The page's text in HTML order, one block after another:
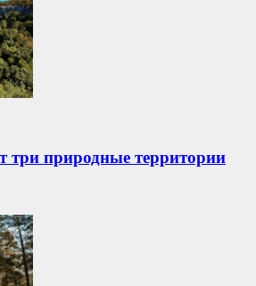
три природные территории